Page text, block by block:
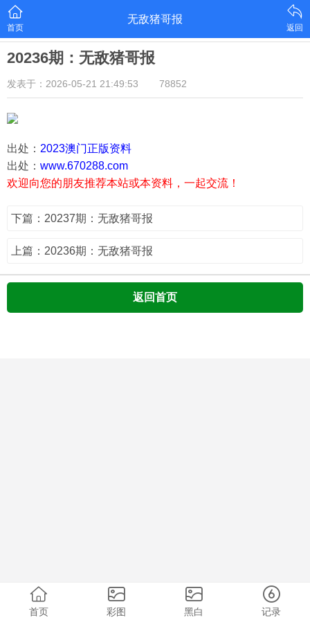
首页
无敌猪哥报
返回
20236期：无敌猪哥报
发表于：2026-05-21 21:49:53 78852
出处： 2023澳门正版资料
出处： www.670288.com
欢迎向您的朋友推荐本站或本资料，一起交流！
下篇：20237期：无敌猪哥报
上篇：20236期：无敌猪哥报
返回首页
首页 彩图 黑白 记录